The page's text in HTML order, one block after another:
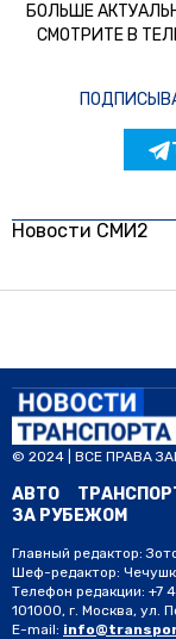
БОЛЬШЕ
СМОТРИТЕ В
Новости СМИ2
© 2024 | ВСЕ ПРАВА
АВТО
ЗА РУБЕЖОМ
Главный редактор:
Шеф-редактор:
Телефон редакции: +7
101000, г. Москва, ул.
E-mail: